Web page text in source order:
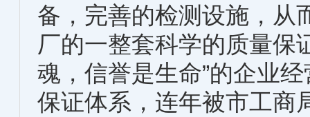
备，完善的检测设施，从
厂的一整套科学的质量保
魂，信誉是生命”的企业
保证体系，连年被市工商